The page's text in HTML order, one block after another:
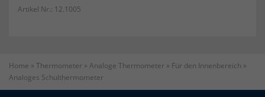
Artikel Nr.: 12.1005
Home » Thermometer » Analoge Thermometer » Für den Innenbereich »
Analoges Schulthermometer